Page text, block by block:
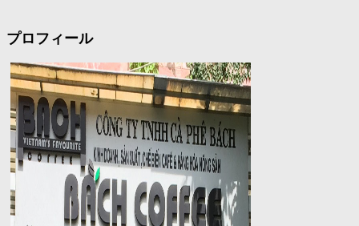
プロフィール